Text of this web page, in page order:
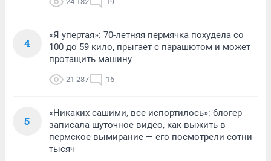
4
«Я упертая»: 70-летняя пермячка похудела со
100 до 59 кило, прыгает с парашютом и может
протащить машину
21 287 16
5
«Никаких сашими, все испортилось»: блогер
записала шуточное видео, как выжить в
пермское вымирание — его посмотрели сотни
тысяч